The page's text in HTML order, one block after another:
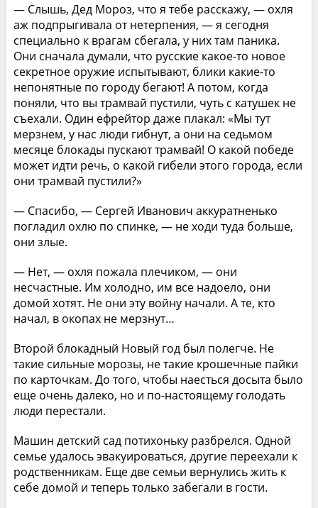
— Слышь, Дед Мороз, что я тебе расскажу, — охля
аж подпрыгивала от нетерпения, — я сегодня
специально к врагам сбегала, у них там паника.
Они сначала думали, что русские какое-то новое
секретное оружие испытывают, блики какие-то
непонятные по городу бегают! А потом, когда
поняли, что вы трамвай пустили, чуть с катушек не
съехали. Один ефрейтор даже плакал: «Мы тут
мерзнем, у нас люди гибнут, а они на седьмом
месяце блокады пускают трамвай! О какой победе
может идти речь, о какой гибели этого города, если
они трамвай пустили?»
— Спасибо, — Сергей Иванович аккуратненько
погладил охлю по спинке, — не ходи туда больше,
они злые.
— Нет, — охля пожала плечиком, — они
несчастные. Им холодно, им все надоело, они
домой хотят. Не они эту войну начали. А те, кто
начал, в окопах не мерзнут…
Второй блокадный Новый год был полегче. Не
такие сильные морозы, не такие крошечные пайки
по карточкам. До того, чтобы наесться досыта было
еще очень далеко, но и по-настоящему голодать
люди перестали.
Машин детский сад потихоньку разбрелся. Одной
семье удалось эвакуироваться, другие переехали к
родственникам. Еще две семьи вернулись жить к
себе домой и теперь только забегали в гости.